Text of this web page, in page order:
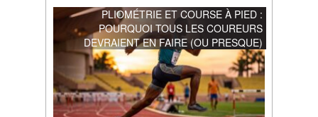
PLIOMÉTRIE ET COURSE À PIED :
POURQUOI TOUS LES COUREURS
DEVRAIENT EN FAIRE (OU PRESQUE)